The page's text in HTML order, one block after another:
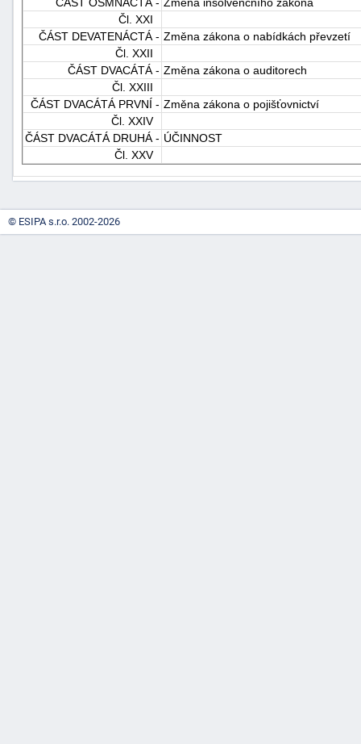
Čl. XXI
ČÁST DEVATENÁCTÁ - Změna zákona o nabídkách převzetí
Čl. XXII
ČÁST DVACÁTÁ - Změna zákona o auditorech
Čl. XXIII
ČÁST DVACÁTÁ PRVNÍ - Změna zákona o pojišťovnictví
Čl. XXIV
ČÁST DVACÁTÁ DRUHÁ - ÚČINNOST
Čl. XXV
© ESIPA s.r.o. 2002-2026